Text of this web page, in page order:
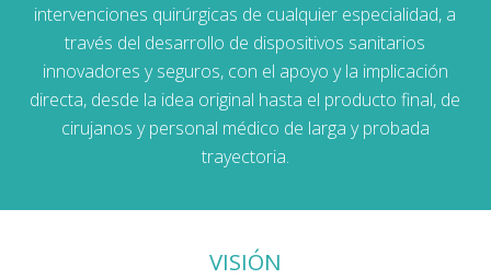
intervenciones quirúrgicas de cualquier especialidad, a
través del desarrollo de dispositivos sanitarios
innovadores y seguros, con el apoyo y la implicación
directa, desde la idea original hasta el producto final, de
cirujanos y personal médico de larga y probada
trayectoria.
VISIÓN